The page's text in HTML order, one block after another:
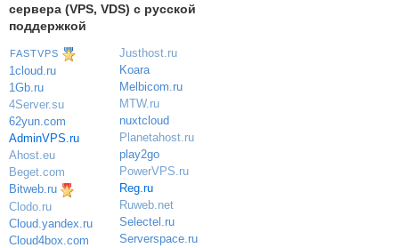
сервера (VPS, VDS) с русской
поддержкой
FASTVPS
1cloud.ru
1Gb.ru
4Server.su
62yun.com
AdminVPS.ru
Ahost.eu
Beget.com
Bitweb.ru
Clodo.ru
Cloud.yandex.ru
Cloud4box.com
Justhost.ru
Koara
Melbicom.ru
MTW.ru
nuxtcloud
Planetahost.ru
play2go
PowerVPS.ru
Reg.ru
Ruweb.net
Selectel.ru
Serverspace.ru